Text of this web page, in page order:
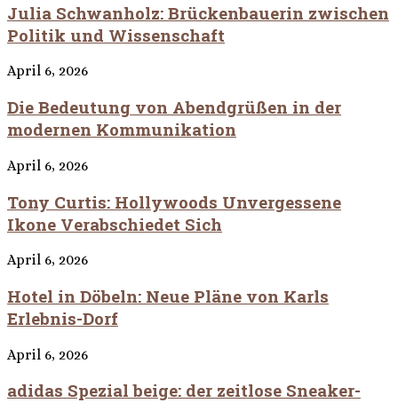
Julia Schwanholz: Brückenbauerin zwischen
Politik und Wissenschaft
April 6, 2026
Die Bedeutung von Abendgrüßen in der
modernen Kommunikation
April 6, 2026
Tony Curtis: Hollywoods Unvergessene
Ikone Verabschiedet Sich
April 6, 2026
Hotel in Döbeln: Neue Pläne von Karls
Erlebnis-Dorf
April 6, 2026
adidas Spezial beige: der zeitlose Sneaker-